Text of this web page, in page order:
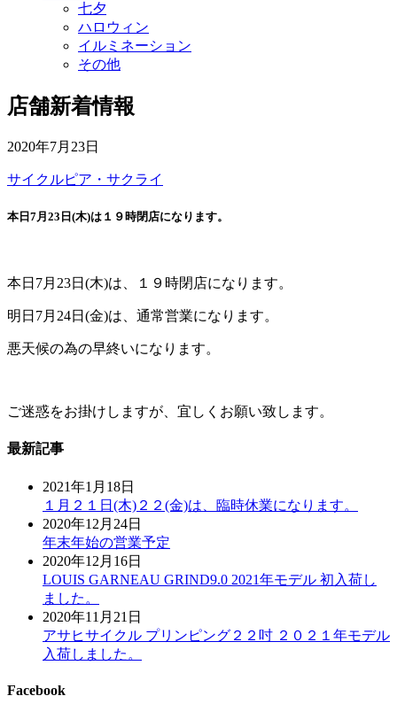
七夕
ハロウィン
イルミネーション
その他
店舗新着情報
2020年7月23日
サイクルピア・サクライ
本日7月23日(木)は１９時閉店になります。
本日7月23日(木)は、１９時閉店になります。
明日7月24日(金)は、通常営業になります。
悪天候の為の早終いになります。
ご迷惑をお掛けしますが、宜しくお願い致します。
最新記事
2021年1月18日
１月２１日(木)２２(金)は、臨時休業になります。
2020年12月24日
年末年始の営業予定
2020年12月16日
LOUIS GARNEAU GRIND9.0 2021年モデル 初入荷し
ました。
2020年11月21日
アサヒサイクル プリンピング２２吋 ２０２１年モデル
入荷しました。
Facebook